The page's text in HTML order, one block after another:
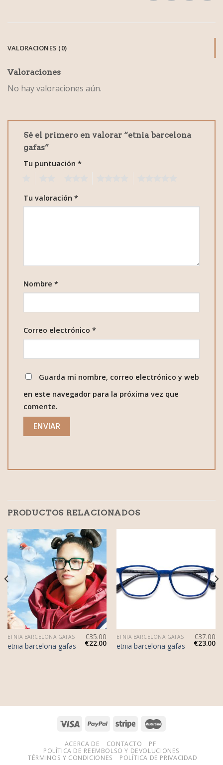
VALORACIONES (0)
Valoraciones
No hay valoraciones aún.
Sé el primero en valorar “etnia barcelona
gafas”
Tu puntuación *
Tu valoración *
Nombre *
Correo electrónico *
Guarda mi nombre, correo electrónico y web
en este navegador para la próxima vez que
comente.
PRODUCTOS RELACIONADOS
ETNIA BARCELONA GAFAS
etnia barcelona gafas
€35.00
€22.00
ETNIA BARCELONA GAFAS
etnia barcelona gafas
€37.00
€23.00
ACERCA DE CONTACTO
PF
POLÍTICA DE REEMBOLSO Y DEVOLUCIONES
TÉRMINOS Y CONDICIONES
POLÍTICA DE PRIVACIDAD